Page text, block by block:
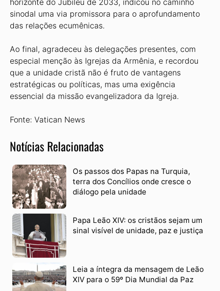
horizonte do Jubileu de 2033, indicou no caminho
sinodal uma via promissora para o aprofundamento
das relações ecumênicas.
Ao final, agradeceu às delegações presentes, com
especial menção às Igrejas da Armênia, e recordou
que a unidade cristã não é fruto de vantagens
estratégicas ou políticas, mas uma exigência
essencial da missão evangelizadora da Igreja.
Fonte: Vatican News
Notícias Relacionadas
Os passos dos Papas na Turquia,
terra dos Concílios onde cresce o
diálogo pela unidade
Papa Leão XIV: os cristãos sejam um
sinal visível de unidade, paz e justiça
Leia a íntegra da mensagem de Leão
XIV para o 59º Dia Mundial da Paz